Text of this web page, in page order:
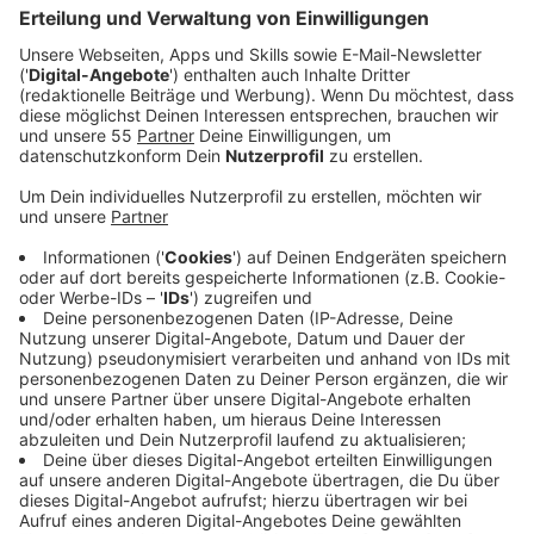
Veröffentlicht:Donnerstag, 28.05.2026 00:00
Anzeige
Auszug aus der neuen Folge seines Podcasts
Anzeige